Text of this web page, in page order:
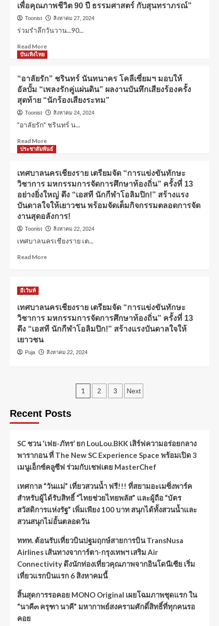
เพื่อคุณภาพชีวิต 90 ปี ธรรมศาสตร์ กับสุนทราภรณ์”
Toonist สิงหาคม 27, 2024
ร่วมรำลึกวันวาน...90...
Read More
บันเทิงไทย
“อาลัยรัก” ชรินทร์ นันทนาคร โคลีเซี่ยมฯ มอบให้
อัลบั้ม “เพลงรักคู่แผ่นดิน” ผลงานบันทึกเสียงร้องครั้ง
สุดท้าย “นักร้องเสียงระทม”
Toonist สิงหาคม 24, 2024
"อาลัยรัก" ชรินทร์ น...
Read More
ประชาสัมพันธ์
เทศบาลนครเชียงราย เตรียมจัด “การแข่งขันทักษะ
วิชาการ มหกรรมการจัดการศึกษาท้องถิ่น” ครั้งที่ 13
อย่างยิ่งใหญ่ ดึง “เอสที นักกีฬาโอลิมปิก!” สร้างแรง
บันดาลใจให้เยาวชน พร้อมจัดเต็มกิจกรรมตลอดการจัด
งานสุดอลังการ!
Toonist สิงหาคม 22, 2024
เทศบาลนครเชียงราย เต...
Read More
อีเว้นท์
เทศบาลนครเชียงราย เตรียมจัด “การแข่งขันทักษะ
วิชาการ มหกรรมการจัดการศึกษาท้องถิ่น” ครั้งที่ 13
ดึง “เอสที นักกีฬาโอลิมปิก!” สร้างแรงบันดาลใจให้
เยาวชน
Puja สิงหาคม 22, 2024
1 2 3 Next
Recent Posts
SC ชวน ‘เฟย-ภัทร’ ยก LouLou.BKK เสิร์ฟความอร่อยกลาง
พารากอน ที่ The New SC Experience Space พร้อมเปิด 3
เมนูเอ็กซ์คลูซีฟ ร่วมกับเชฟเตย MasterChef
เทศกาล “วันแม่” เที่ยวสวนน้ำ ฟรี!!! ที่สยามอะเมซิ่งพาร์ค
สำหรับผู้ได้รับสิทธิ์ “ไทยช่วยไทยพลัส” และผู้ถือ “บัตร
สวัสดิการแห่งรัฐ” เพิ่มเพียง 100 บาท สนุกได้ทั้งสวนน้ำและ
สวนสนุกไม่อั้นตลอดวัน
ททท. ต้อนรับเที่ยวบินปฐมฤกษ์สายการบิน TransNusa
Airlines เส้นทางจาการ์ตา-กรุงเทพฯ เสริม Air
Connectivity ดึงนักท่องเที่ยวคุณภาพจากอินโดนีเซีย เริ่ม
เที่ยวแรกบินแรก 6 สิงหาคมนี้
สิ้นสุดการรอคอย MONO Original เผยโฉมภาพชุดแรก ใน
“นาคี๓ ครุฑา นาคี” มหากาพย์สงครามศักดิ์สิทธิ์ที่ทุกคนรอ
คอย